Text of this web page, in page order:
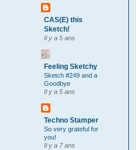
CAS(E) this
Sketch!
Il y a 5 ans
Feeling Sketchy
Sketch #249 and a
Goodbye
Il y a 5 ans
Techno Stamper
So very grateful for
you!
Il y a 7 ans